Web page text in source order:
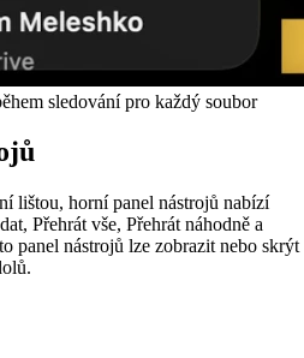
sledování pro každý soubor
lištou, horní panel nástrojů nabízí
Přehrát vše, Přehrát náhodně a
panel nástrojů lze zobrazit nebo skrýt